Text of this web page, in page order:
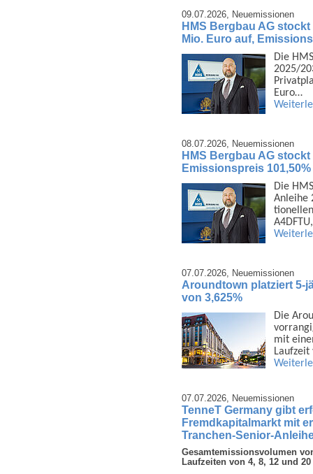
09.07.2026, Neuemissionen
HMS Bergbau AG stockt
Mio. Euro auf,
Die
2025/
Euro…
08.07.2026, Neuemissionen
HMS Bergbau AG stockt
Emissionspreis 101,50%
Die
Anleihe
07.07.2026, Neuemissionen
Aroundtown platziert 5-
von 3,625%
Die
mit
Laufzeit
07.07.2026, Neuemissionen
TenneT Germany gibt
Fremdkapitalmarkt mit
Tranchen-Senior-
Gesamtemissionsvolumen
Laufzeiten von 4, 8, 12 und